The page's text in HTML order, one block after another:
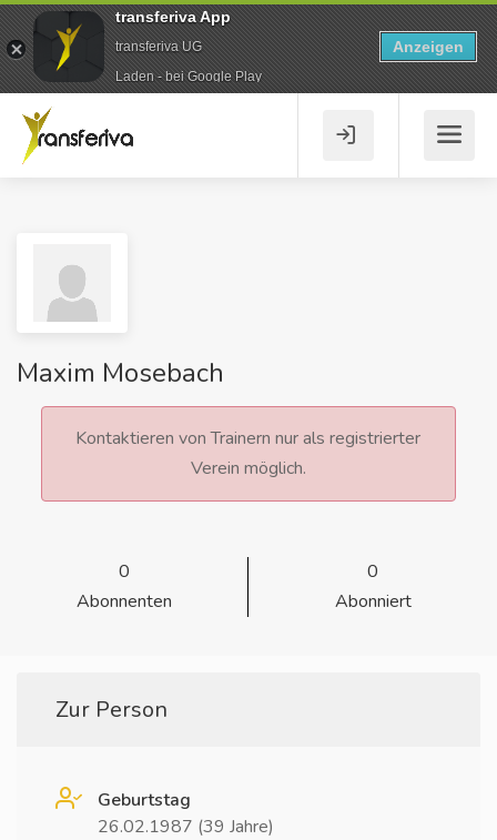
Maxim Mosebach
Kontaktieren von Trainern nur als registrierter
Verein möglich.
0
Abonnenten
0
Abonniert
Zur Person
Geburtstag
26.02.1987 (39 Jahre)
transferiva App
transferiva UG
Laden - bei Google Play
Anzeigen